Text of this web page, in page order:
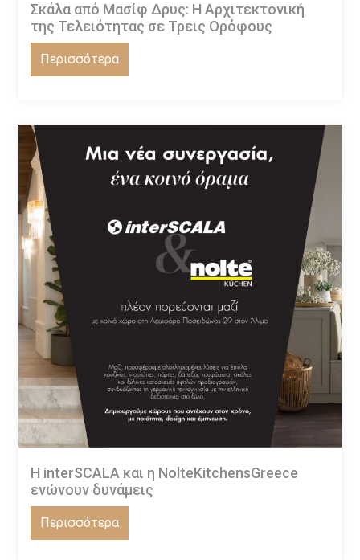
Σκάλα από Μασίφ Δρυς: Η Αρχιτεκτονική
της Τελειότητας σε Τρεις Ορόφους
Περισσότερα
Η interSCALA και η NolteKitchensGreece
ενώνουν δυνάμεις
Περισσότερα